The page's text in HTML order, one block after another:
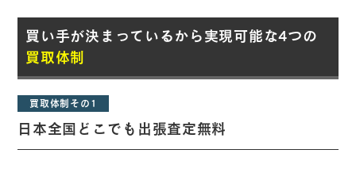
買い手が決まっているから実現可能な4つの
買取体制
買取体制その1
日本全国どこでも出張査定無料